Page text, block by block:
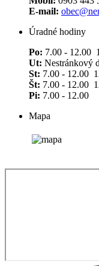
E-mail:
Úradné hodiny
Po: 7.00 - 12.00
Ut: Nestránkový
St: 7.00 - 12.00
Št: 7.00 - 12.00
Pi: 7.00 - 12.00
Mapa